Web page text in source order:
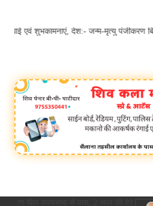
एवं शुभकामनाएं, देश:- जन्म-मृत्यु पंजीकरण
बिल राज्यसभा से पास, 2 साल की देरी पर